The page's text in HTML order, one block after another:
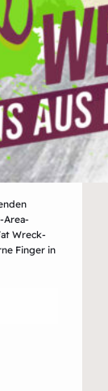
Area-
Wreck-
Finger in